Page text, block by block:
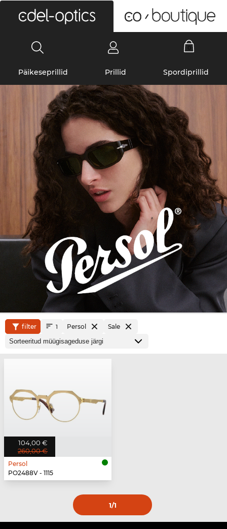
Päikeseprillid Prillid Spordiprillid
filter 1 Persol Sale
104,00 €
260,00 €
Persol
PO2488V - 1115
1/1